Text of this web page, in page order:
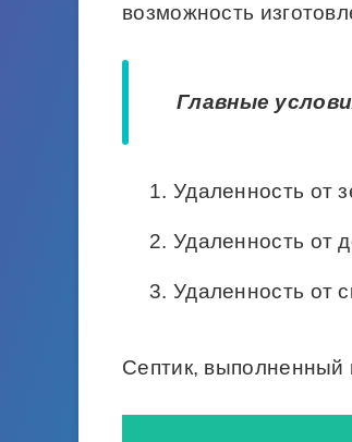
возможность
Главные
Удаленность от
Удаленность от
Удаленность от
Септик,